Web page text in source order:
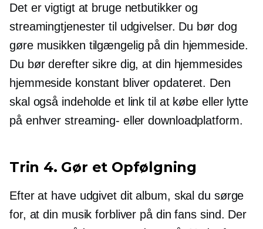
Det er vigtigt at bruge netbutikker og
streamingtjenester til udgivelser. Du bør dog
gøre musikken tilgængelig på din hjemmeside.
Du bør derefter sikre dig, at din hjemmesides
hjemmeside konstant bliver opdateret. Den
skal også indeholde et link til at købe eller lytte
på enhver streaming- eller downloadplatform.
Trin 4. Gør et Opfølgning
Efter at have udgivet dit album, skal du sørge
for, at din musik forbliver på din fans sind. Der